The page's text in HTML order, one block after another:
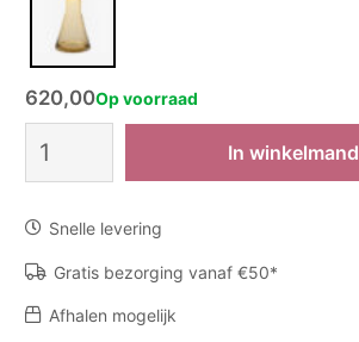
620,00Op voorraad
The
Lab
Champagne
aantal
In winkelmand
Snelle levering
Gratis bezorging vanaf €50*
Afhalen mogelijk